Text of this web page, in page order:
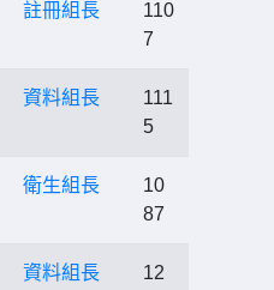
註冊組長
110
7
資料組長
111
5
衛生組長
10
87
資料組長
12